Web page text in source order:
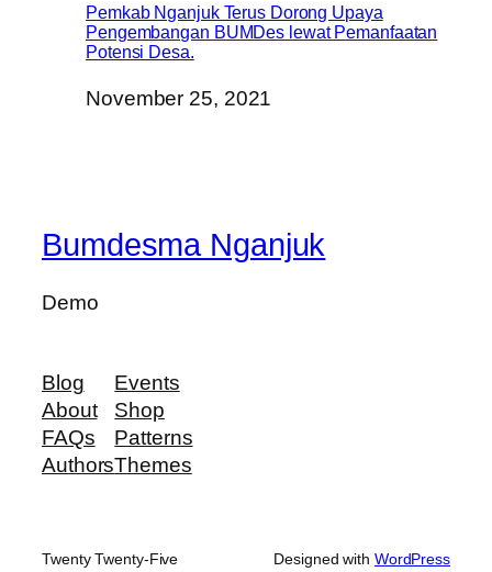
Pemkab Nganjuk Terus Dorong Upaya
Pengembangan BUMDes lewat Pemanfaatan
Potensi Desa.
November 25, 2021
Bumdesma Nganjuk
Demo
Blog
About
FAQs
Authors
Events
Shop
Patterns
Themes
Twenty Twenty-Five Designed with WordPress